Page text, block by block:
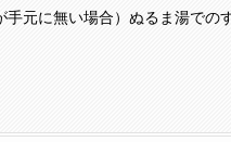
手元に無い場合）ぬるま湯での